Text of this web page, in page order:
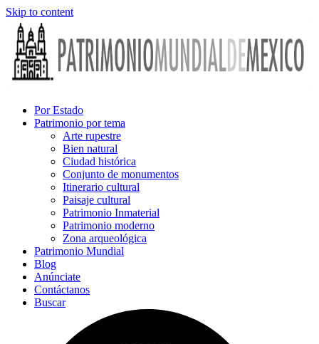
Skip to content
Por Estado
Patrimonio por tema
Arte rupestre
Bien natural
Ciudad histórica
Conjunto de monumentos
Itinerario cultural
Paisaje cultural
Patrimonio Inmaterial
Patrimonio moderno
Zona arqueológica
Patrimonio Mundial
Blog
Anúnciate
Contáctanos
Buscar